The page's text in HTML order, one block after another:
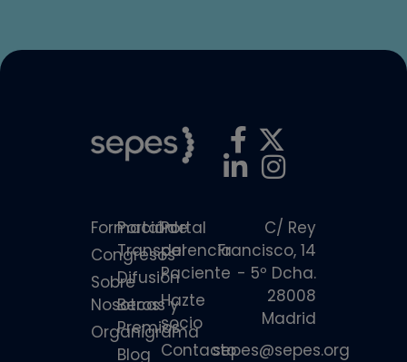
Formación
Congresos
Sobre
Nosotros
Organigrama
Portal de
Transparencia
Difusión
Becas y
Premios
Blog
Portal
del
Paciente
Hazte
socio
Contacto
C/ Rey
Francisco, 14
- 5º Dcha.
28008
Madrid
sepes@sepes.org